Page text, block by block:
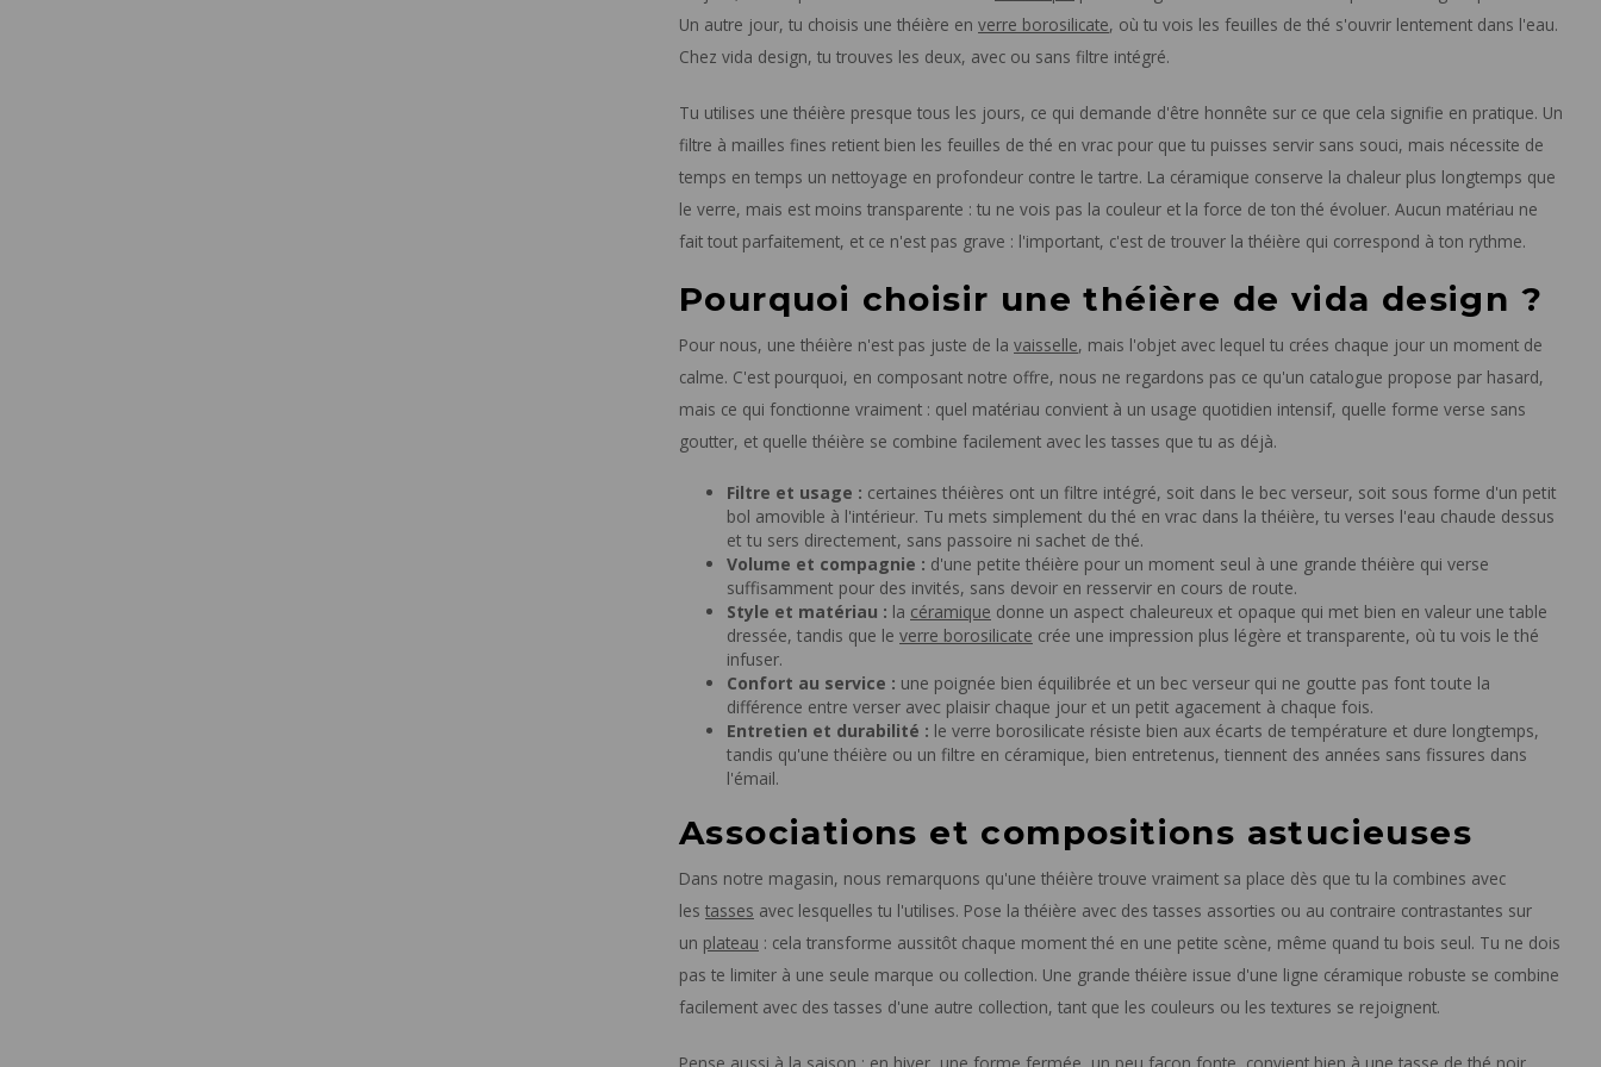
Un autre jour, tu choisis une théière en verre borosilicate, où tu vois les feuilles de thé s'ouvrir lentement dans l'eau.
Chez vida design, tu trouves les deux, avec ou sans filtre intégré.
Tu utilises une théière presque tous les jours, ce qui demande d'être honnête sur ce que cela signifie en pratique. Un
filtre à mailles fines retient bien les feuilles de thé en vrac pour que tu puisses servir sans souci, mais nécessite de
temps en temps un nettoyage en profondeur contre le tartre. La céramique conserve la chaleur plus longtemps que
le verre, mais est moins transparente : tu ne vois pas la couleur et la force de ton thé évoluer. Aucun matériau ne
fait tout parfaitement, et ce n'est pas grave : l'important, c'est de trouver la théière qui correspond à ton rythme.
Pourquoi choisir une théière de vida design ?
Pour nous, une théière n'est pas juste de la vaisselle, mais l'objet avec lequel tu crées chaque jour un moment de
calme. C'est pourquoi, en composant notre offre, nous ne regardons pas ce qu'un catalogue propose par hasard,
mais ce qui fonctionne vraiment : quel matériau convient à un usage quotidien intensif, quelle forme verse sans
goutter, et quelle théière se combine facilement avec les tasses que tu as déjà.
Filtre et usage : certaines théières ont un filtre intégré, soit dans le bec verseur, soit sous forme d'un petit
bol amovible à l'intérieur. Tu mets simplement du thé en vrac dans la théière, tu verses l'eau chaude dessus
et tu sers directement, sans passoire ni sachet de thé.
Volume et compagnie : d'une petite théière pour un moment seul à une grande théière qui verse
suffisamment pour des invités, sans devoir en resservir en cours de route.
Style et matériau : la céramique donne un aspect chaleureux et opaque qui met bien en valeur une table
dressée, tandis que le verre borosilicate crée une impression plus légère et transparente, où tu vois le thé
infuser.
Confort au service : une poignée bien équilibrée et un bec verseur qui ne goutte pas font toute la
différence entre verser avec plaisir chaque jour et un petit agacement à chaque fois.
Entretien et durabilité : le verre borosilicate résiste bien aux écarts de température et dure longtemps,
tandis qu'une théière ou un filtre en céramique, bien entretenus, tiennent des années sans fissures dans
l'émail.
Associations et compositions astucieuses
Dans notre magasin, nous remarquons qu'une théière trouve vraiment sa place dès que tu la combines avec
les tasses avec lesquelles tu l'utilises. Pose la théière avec des tasses assorties ou au contraire contrastantes sur
un plateau : cela transforme aussitôt chaque moment thé en une petite scène, même quand tu bois seul. Tu ne dois
pas te limiter à une seule marque ou collection. Une grande théière issue d'une ligne céramique robuste se combine
facilement avec des tasses d'une autre collection, tant que les couleurs ou les textures se rejoignent.